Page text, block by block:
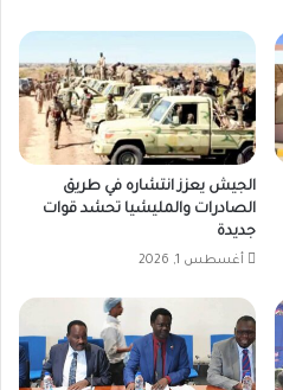
الجيش يعزز انتشاره في طريق
الصادرات والمليشيا تحشد قوات
جديدة
أغسطس 1, 2026